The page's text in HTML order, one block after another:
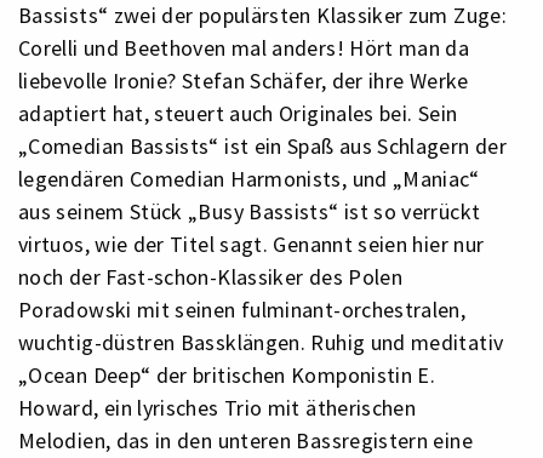
Bassists“ zwei der populärsten Klassiker zum Zuge:
Corelli und Beethoven mal anders! Hört man da
liebevolle Ironie? Stefan Schäfer, der ihre Werke
adaptiert hat, steuert auch Originales bei. Sein
„Comedian Bassists“ ist ein Spaß aus Schlagern der
legendären Comedian Harmonists, und „Maniac“
aus seinem Stück „Busy Bassists“ ist so verrückt
virtuos, wie der Titel sagt. Genannt seien hier nur
noch der Fast-schon-Klassiker des Polen
Poradowski mit seinen fulminant-orchestralen,
wuchtig-düstren Bassklängen. Ruhig und meditativ
„Ocean Deep“ der britischen Komponistin E.
Howard, ein lyrisches Trio mit ätherischen
Melodien, das in den unteren Bassregistern eine